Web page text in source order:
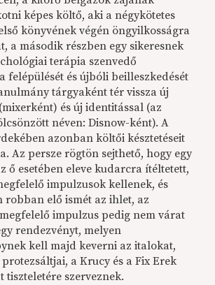
képes költő, aki a négykötetes
könyvének végén öngyilkosságra
a második részben egy sikeresnek
terápia szenvedő
felépülését és újbóli beilleszkedését
tárgyaként tér vissza új
és új identitással (az
néven: Disnow-ként). A
azonban költői késztetéseit
Az persze rögtön sejthető, hogy egy
ő esetében eleve kudarcra ítéltetett,
impulzusok kellenek, és
robban elő ismét az ihlet, az
impulzus pedig nem várat
rendezvényt, melyen
kell majd keverni az italokat,
a Krucy és a Fix Erek
tiszteletére szerveznek.